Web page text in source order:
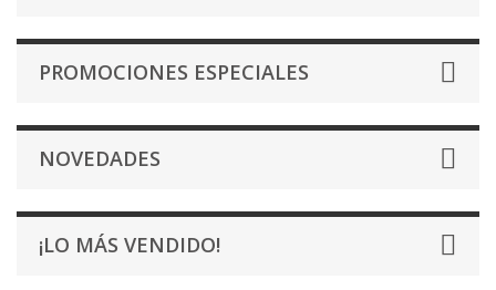
PROMOCIONES ESPECIALES
NOVEDADES
¡LO MÁS VENDIDO!